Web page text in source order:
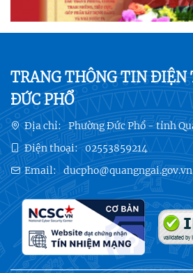
TRANG THÔNG TIN ĐIỆN
ĐỨC PHỔ
Địa chỉ:
Phường Đức Phổ - tỉnh
Điện thoại: 02553859214
Email: ducpho@quangngai.gov.vn